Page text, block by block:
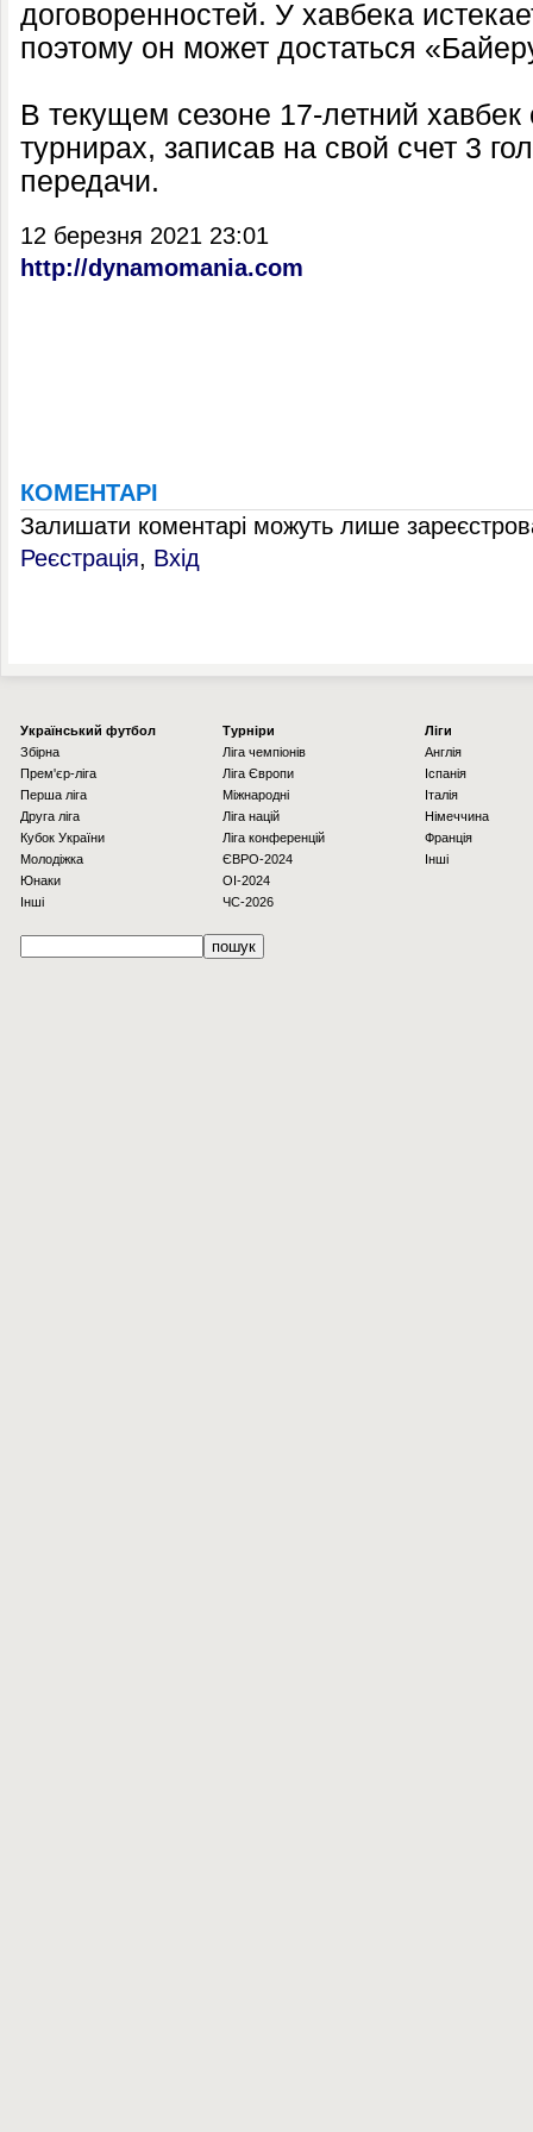
договоренностей. У хавбека
поэтому он может достаться
В текущем сезоне 17-летний
турнирах, записав на свой счет 3
передачи.
12 березня 2021 23:01
http://dynamomania.com
КОМЕНТАРІ
Залишати коментарі можуть лише
Реєстрація, Вхід
Українcький футбол
Збірна
Прем'єр-ліга
Перша ліга
Друга ліга
Кубок України
Молодіжка
Юнаки
Інші
Турніри
Ліга чемпіонів
Ліга Європи
Міжнародні
Ліга націй
Ліга конференцій
ЄВРО-2024
OI-2024
ЧС-2026
Ліги
Англія
Іспанія
Італія
Німеччина
Франція
Інші